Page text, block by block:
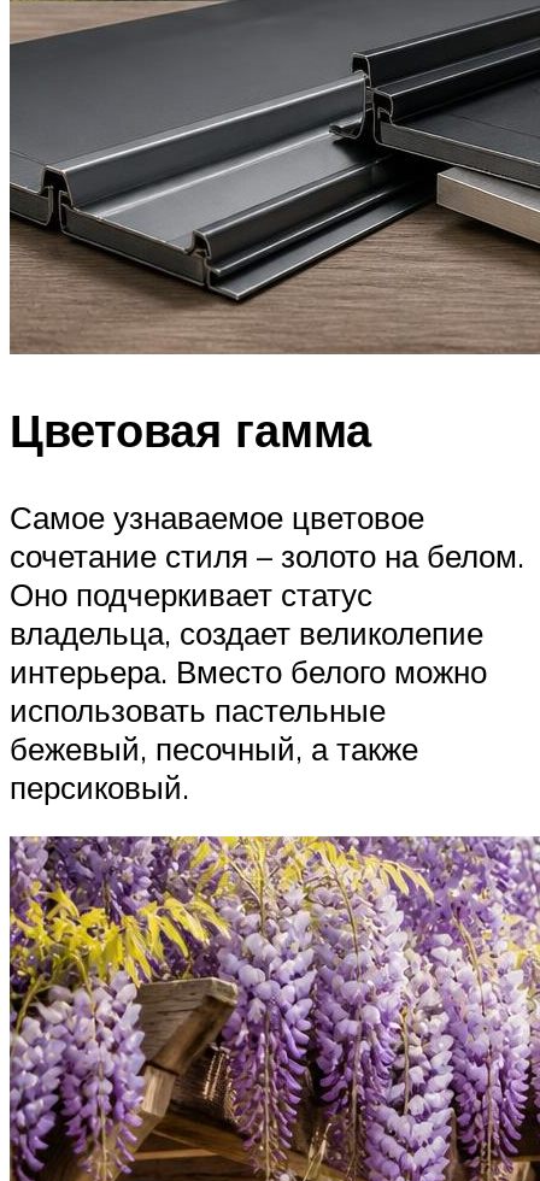
Цветовая гамма
Самое узнаваемое цветовое
сочетание стиля – золото на белом.
Оно подчеркивает статус
владельца, создает великолепие
интерьера. Вместо белого можно
использовать пастельные
бежевый, песочный, а также
персиковый.